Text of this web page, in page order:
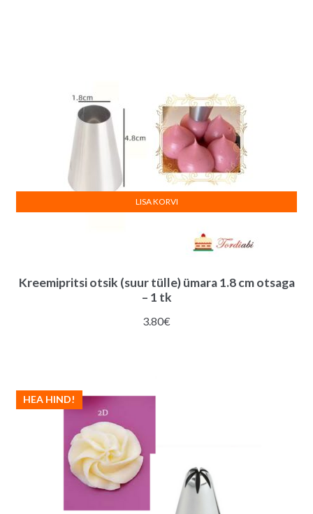
Kreemipritsi otsik (suur tülle) ümara 1.8 cm otsaga
– 1 tk
3.80€
LISA KORVI
HEA HIND!